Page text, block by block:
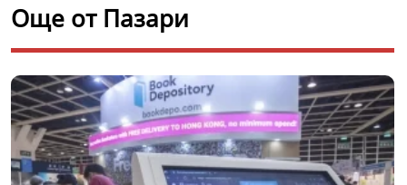
Още от Пазари